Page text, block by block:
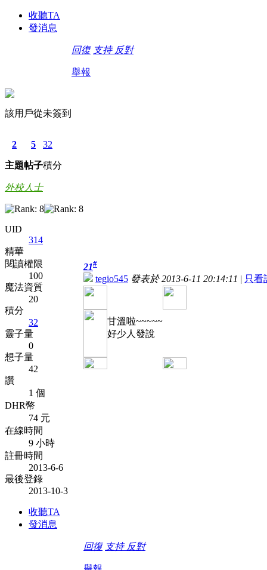
收聽TA
發消息
回復 支持 反對
舉報
該用戶從未簽到
2
主題
5
帖子
32
積分
外校人士
UID
314
精華
閱讀權限
100
魔法資質
20
積分
32
靈子量
0
想子量
42
讚
1 個
DHR幣
74 元
在線時間
9 小時
註冊時間
2013-6-6
最後登錄
2013-10-3
收聽TA
發消息
21#
tegio545 發表於 2013-6-11 20:14:11 | 只看
甘溫啦~~~~~
好少人發說
回復 支持 反對